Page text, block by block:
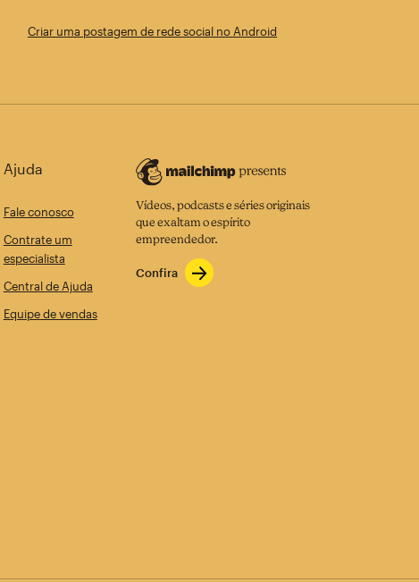
Criar uma postagem de rede social no Android
Ajuda
Fale conosco
Contrate um
especialista
Central de Ajuda
Equipe de vendas
Vídeos, podcasts e séries originais
que exaltam o espírito
empreendedor.
Confira